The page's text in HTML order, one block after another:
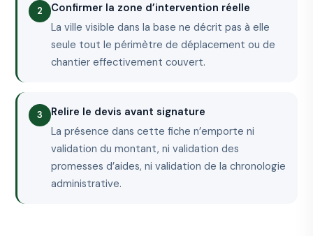
Confirmer la zone d’intervention réelle
La ville visible dans la base ne décrit pas à elle
seule tout le périmètre de déplacement ou de
chantier effectivement couvert.
Relire le devis avant signature
La présence dans cette fiche n’emporte ni
validation du montant, ni validation des
promesses d’aides, ni validation de la chronologie
administrative.